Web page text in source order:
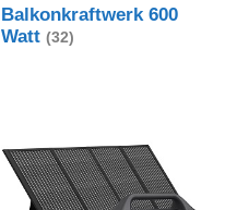
Balkonkraftwerk 600
Watt (32)